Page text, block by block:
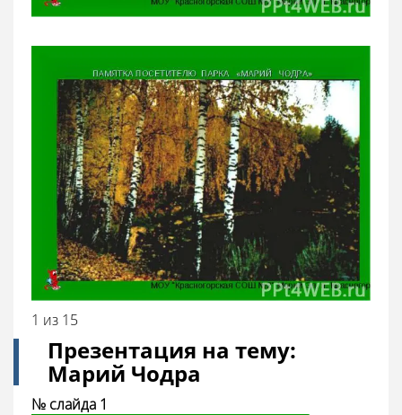
1 из 15
Презентация на тему:
Марий Чодра
№ слайда 1